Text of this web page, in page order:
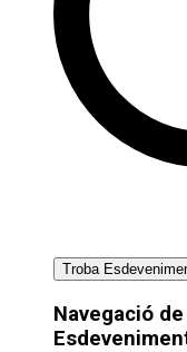
Troba
Navegació